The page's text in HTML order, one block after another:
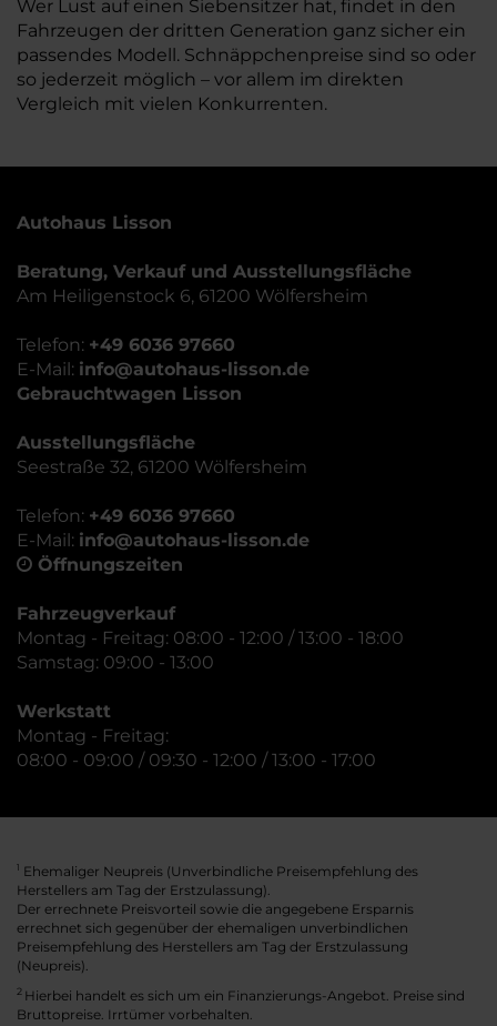
Wer Lust auf einen Siebensitzer hat, findet in den
Fahrzeugen der dritten Generation ganz sicher ein
passendes Modell. Schnäppchenpreise sind so oder
so jederzeit möglich – vor allem im direkten
Vergleich mit vielen Konkurrenten.
Autohaus Lisson
Beratung, Verkauf und Ausstellungsfläche
Am Heiligenstock 6, 61200 Wölfersheim
Telefon: +49 6036 97660
E-Mail: info@autohaus-lisson.de
Gebrauchtwagen Lisson
Ausstellungsfläche
Seestraße 32, 61200 Wölfersheim
Telefon: +49 6036 97660
E-Mail: info@autohaus-lisson.de
Öffnungszeiten
Fahrzeugverkauf
Montag - Freitag: 08:00 - 12:00 / 13:00 - 18:00
Samstag: 09:00 - 13:00
Werkstatt
Montag - Freitag:
08:00 - 09:00 / 09:30 - 12:00 / 13:00 - 17:00
1
Ehemaliger Neupreis (Unverbindliche Preisempfehlung des
Herstellers am Tag der Erstzulassung).
Der errechnete Preisvorteil sowie die angegebene Ersparnis
errechnet sich gegenüber der ehemaligen unverbindlichen
Preisempfehlung des Herstellers am Tag der Erstzulassung
(Neupreis).
2 Hierbei handelt es sich um ein Finanzierungs-Angebot. Preise sind
Bruttopreise. Irrtümer vorbehalten.